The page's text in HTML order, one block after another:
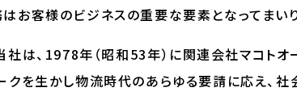
お客様のビジネスの重要な要素となってまいり
は、1978年（昭和53年）に関連会社マコトオ
クを生かし物流時代のあらゆる要請に応え、